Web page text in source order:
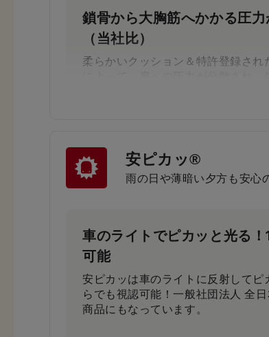
鎖骨から大胸筋へかかる圧力
（当社比）
柔らかいクッション＆特許登録され
小学生から支持される圧倒
安ピカッ®
雨の日や薄暗い夕方も安心
車のライトでピカッと光る
可能
安ピカッは車のライトに反射してピ
らでも視認可能！一般社団法人 全
商品にもなっています。